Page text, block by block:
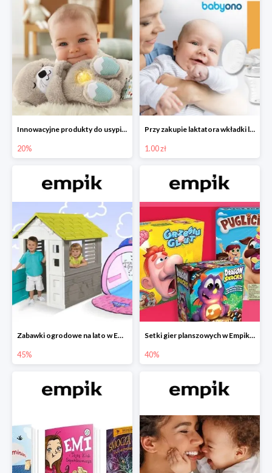
Innowacyjne produkty do usypiania w Empiku -20%
20%
Przy zakupie laktatora wkładki laktacyjne za 1 zł!
1.00 zł
Zabawki ogrodowe na lato w Empiku do -45%
45%
Setki gier planszowych w Empiku do -40%
40%